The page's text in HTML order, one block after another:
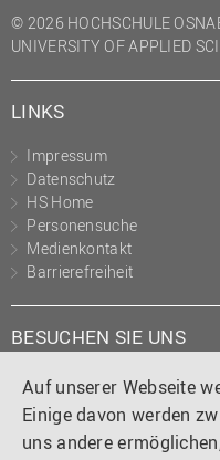
Auf unserer Webseite
Einige davon werden
uns andere
Prozessmanagement
Recht
Studium und Lehre
Transfer- und
Innovationsmanagement
© 2026 HOCHSCHULE
UNIVERSITY OF APPLIED
LINKS
Impressum
Datenschutz
HS Home
Personensuche
Medienkontakt
Barrierefreiheit
BESUCHEN SIE UNS
Instagram
Tiktok